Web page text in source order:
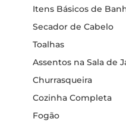
Itens Básicos de
Secador de Cabelo
Toalhas
Assentos na Sala de
Churrasqueira
Cozinha Completa
Fogão